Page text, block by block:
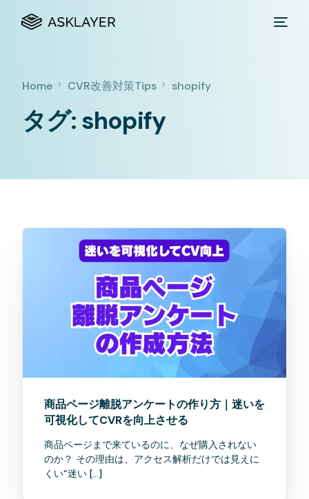
Home CVR改善対策Tips shopify
タグ:shopify
商品ページ離脱アンケートの作り方｜迷いを
可視化してCVRを向上させる
商品ページまで来ているのに、なぜ購入されない
のか？ その理由は、アクセス解析だけでは見えに
くい“迷い […]